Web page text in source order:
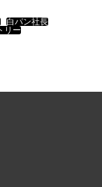
白パン社長
リー